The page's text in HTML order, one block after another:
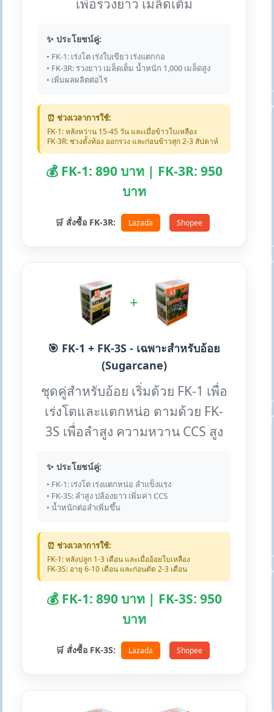
เพื่อรวงยาว เมล็ดเต็ม
✨ ประโยชน์คู่:
• FK-1: เร่งโต เร่งใบเขียว เร่งแตกกอ
• FK-3R: รวงยาว เมล็ดเต็ม น้ำหนัก 1,000 เมล็ดสูง
• เพิ่มผลผลิตต่อไร่
⏰ ช่วงเวลาการใช้:
FK-1: หลังหว่าน 15-45 วัน และเมื่อข้าวใบเหลือง
FK-3R: ช่วงตั้งท้อง ออกรวง และก่อนข้าวสุก 2-3 สัปดาห์
💰 FK-1: 890 บาท | FK-3R: 950
บาท
🛒 สั่งซื้อ FK-3R: Lazada Shopee
+
🎯 FK-1 + FK-3S - เฉพาะสำหรับอ้อย
(Sugarcane)
ชุดคู่สำหรับอ้อย เริ่มด้วย FK-1 เพื่อ
เร่งโตและแตกหน่อ ตามด้วย FK-
3S เพื่อลำสูง ความหวาน CCS สูง
✨ ประโยชน์คู่:
• FK-1: เร่งโต เร่งแตกหน่อ ลำแข็งแรง
• FK-3S: ลำสูง ปล้องยาว เพิ่มค่า CCS
• น้ำหนักต่อลำเพิ่มขึ้น
⏰ ช่วงเวลาการใช้:
FK-1: หลังปลูก 1-3 เดือน และเมื่ออ้อยใบเหลือง
FK-3S: อายุ 6-10 เดือน และก่อนตัด 2-3 เดือน
💰 FK-1: 890 บาท | FK-3S: 950
บาท
🛒 สั่งซื้อ FK-3S: Lazada Shopee